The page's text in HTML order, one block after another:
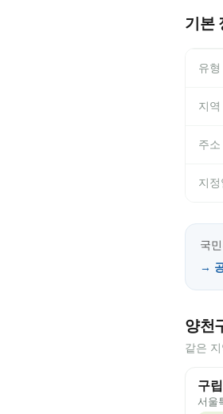
기본
유형
지역
주소
지
국
→
양천
같은
구
서울